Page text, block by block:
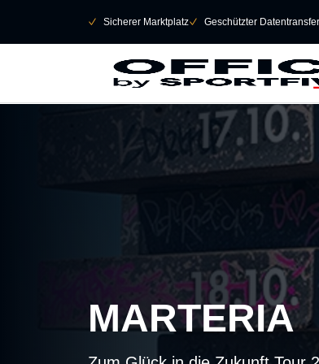
􀆅 Sicherer Marktplatz􀆅 Geschützter Datentransfer
MARTERIA